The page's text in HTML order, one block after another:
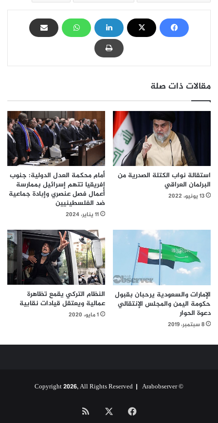
مقالات ذات صلة
استقالة نواب الكتلة الصدرية من
البرلمان العراقي
13 يونيو، 2022
أمام محكمة العدل الدولية: جنوب
إفريقيا تتهم إسرائيل بممارسة
أعمال فصل عنصري وإبادة جماعية
ضد الفلسطينيين
11 يناير، 2024
الإمارات والسعودية يرحبان بقبول
حكومة اليمن والمجلس الإنتقالي
دعوة الحوار
8 سبتمبر، 2019
النظام التركي يقمع تظاهرة
عمالية ويعتقل قيادات نقابية
1 مايو، 2020
© Copyright 2026, All Rights Reserved |
Arabobserver
فيسبوك